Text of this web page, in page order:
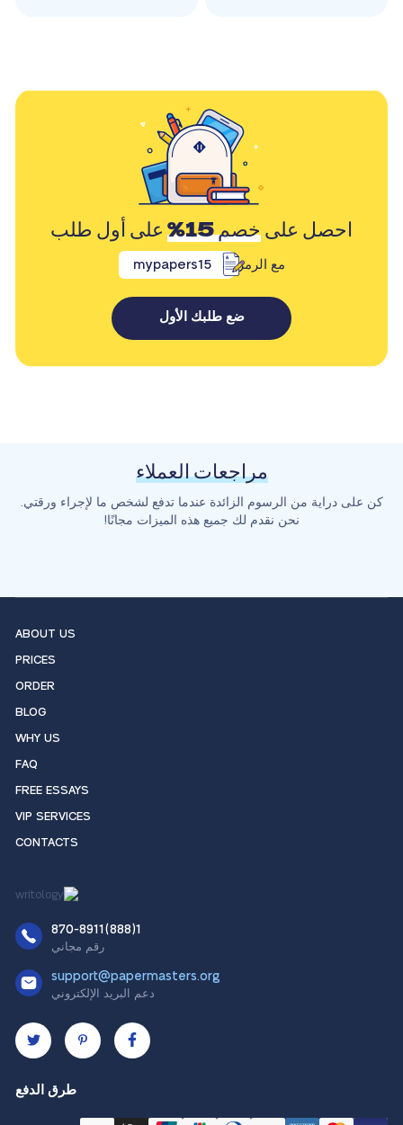
احصل علىخصم 15% على أول طلب
مع الرمز mypapers15
ضع طلبك الأول
مراجعات العملاء
كن على دراية من الرسوم الزائدة عندما تدفع لشخص ما لإجراء ورقتي.
نحن نقدم لك جميع هذه الميزات مجانًا!
ABOUT US
PRICES
ORDER
BLOG
WHY US
FAQ
FREE ESSAYS
VIP SERVICES
CONTACTS
1(888)870-8911
رقم مجاني
support@papermasters.org
دعم البريد الإلكتروني
طرق الدفع